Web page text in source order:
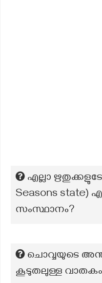
എല്ലാ
Seasons state)
സംസ്ഥാനം?
ചൊവ്വയുടെ
കൂടുതലുള്ള